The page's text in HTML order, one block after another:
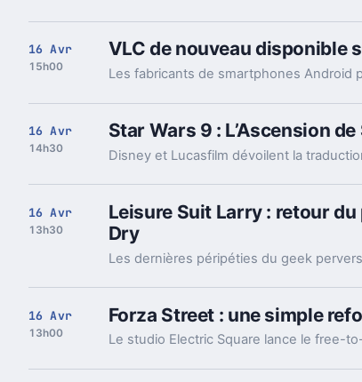
16 Avr
15h00
VLC de nouveau disponible
16 Avr
14h30
Star Wars 9 : L’Ascension
16 Avr
13h30
Leisure Suit Larry : retour
Dry
16 Avr
13h00
Forza Street : une simple